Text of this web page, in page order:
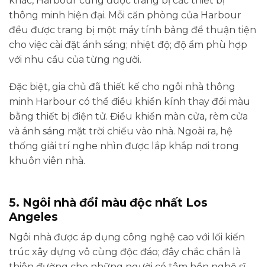
thông minh hiện đại. Mỗi căn phòng của Harbour
đều được trang bị một máy tính bảng để thuận tiện
cho việc cài đặt ánh sáng; nhiệt độ; độ ẩm phù hợp
với nhu cầu của từng người.
Đặc biệt, gia chủ đã thiết kế cho ngôi nhà thông
minh Harbour có thể điều khiển kính thay đổi màu
bằng thiết bị điện tử. Điều khiển màn cửa, rèm cửa
và ánh sáng mặt trời chiếu vào nhà. Ngoài ra, hệ
thống giải trí nghe nhìn được lắp khắp nơi trong
khuôn viên nhà.
5. Ngôi nhà đổi màu độc nhất Los
Angeles
Ngôi nhà được áp dụng công nghệ cao với lối kiến
trúc xây dựng vô cùng độc đáo; đây chắc chắn là